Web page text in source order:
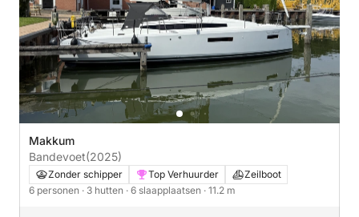
Makkum
Bandevoet(2025)
Zonder schipper Top Verhuurder
Zeilboot
6 personen · 3 hutten · 6 slaapplaatsen · 11.2 m